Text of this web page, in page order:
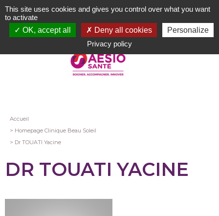
Aller
au
contenu
Fil
d'Ariane
Accueil
Homepage Clinique Beau Soleil
Dr TOUATI Yacine
DR TOUATI YACINE
This site uses cookies and gives you control over what you want
to activate
OK, accept all
Deny all cookies
Personalize
Privacy policy